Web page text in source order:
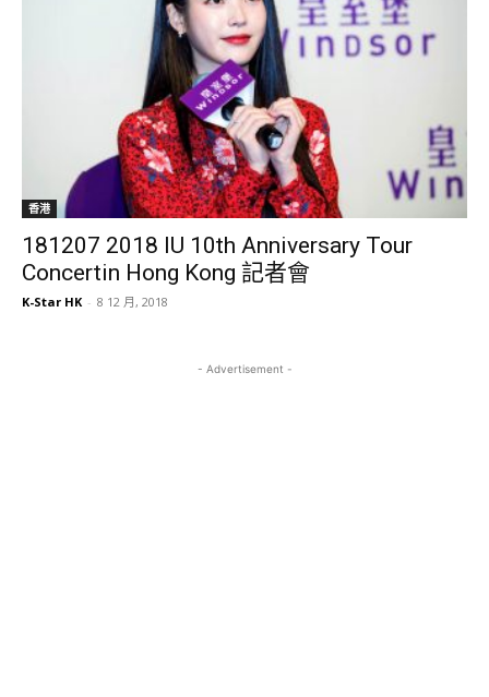
香港
181207 2018 IU 10th Anniversary Tour
Concertin Hong Kong 記者會
K-Star HK - 8 12 月, 2018
- Advertisement -